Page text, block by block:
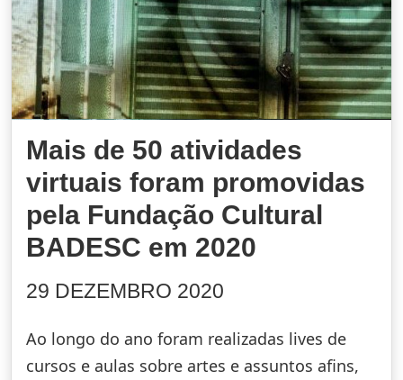
Mais de 50 atividades
virtuais foram promovidas
pela Fundação Cultural
BADESC em 2020
29 DEZEMBRO 2020
Ao longo do ano foram realizadas lives de
cursos e aulas sobre artes e assuntos afins,